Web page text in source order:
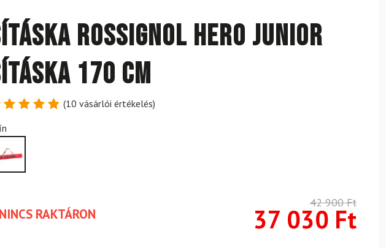
ROSSIGNOL Hero Junior
170 cm
(10 vásárlói értékelés)
NINCS RAKTÁRON
42 900Ft
37 030 Ft